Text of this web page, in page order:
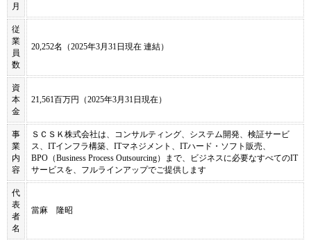
月
従
業
員
数
20,252名（2025年3月31日現在 連結）
資
本
金
21,561百万円（2025年3月31日現在）
事
業
内
容
ＳＣＳＫ株式会社は、コンサルティング、システム開発、検証サービ
ス、ITインフラ構築、ITマネジメント、ITハード・ソフト販売、
BPO（Business Process Outsourcing）まで、ビジネスに必要なすべてのIT
サービスを、フルラインアップでご提供します
代
表
者
名
當麻 隆昭